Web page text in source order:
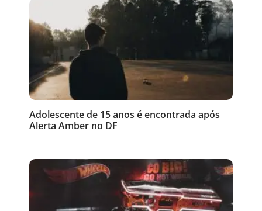
Adolescente de 15 anos é encontrada após
Alerta Amber no DF